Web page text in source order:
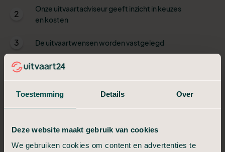
Toestemming Details Over
Deze website maakt gebruik van cookies
We gebruiken cookies om content en advertenties te
2
Onze uitvaartadviseur geeft inzicht in keuzes
en kosten
3 De uitvaartwensen worden vastgelegd
4
Als iemand is overleden, geeft u dit aan ons
De persoon die is overleden wordt door ons
zorgteam verzorgd en opgebaard
6 We bespreken de dag van de uitvaart